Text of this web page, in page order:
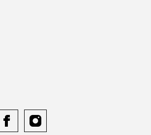
facebookinstagram